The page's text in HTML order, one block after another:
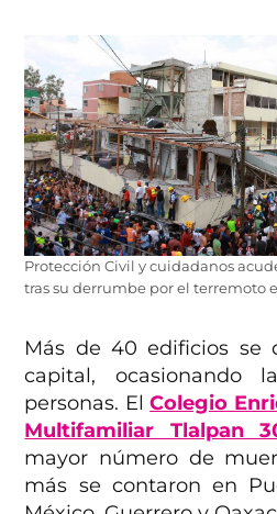
Protección Civil y cuidadanos
tras su derrumbe por el terremoto
Más de 40 edificios se
capital, ocasionando
personas. El Colegio
Multifamiliar Tlalpan
mayor número de
más se contaron en